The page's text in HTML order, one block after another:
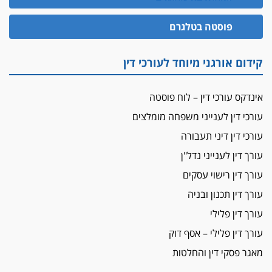
הזכות לטנף
זוכה עורך-דין שהשווה את ברק לסינוואר ואת
מאסר לעורך הדין
פיקטיביות בשם פלסטינים
על המידתיות
ביה"ד המשמעתי ביטל השעיה לצמיתות של
עורכת-דין שהביעה שמחה ב-7 באוקטובר
אשם
עו"ד הלל בבייב הורשע בהונאת עשרות לקוחות,
ההסדר: 7-9 שנות מאסר
דין ומקרקעין
עורך דין ברמת השרון נחקר בחשד למרמה בעסקת
פוסטה בטלגרם
קידום אורגני מיוחד לעורכי דין
אינדקס עורכי דין – לוח פוסטה
עורכי דין לענייני משפחה מומלצים
עורכי דין דיני תעבורה
עורך דין לענייני נדל"ן
עורך דין רישוי עסקים
עורך דין תכנון ובניה
עורך דין פלילי
עורך דין פלילי – אסף דוק
מאגר פסקי דין והחלטות